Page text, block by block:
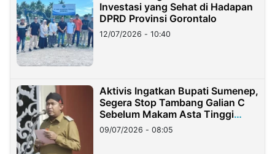
Investasi yang Sehat di Hadapan
DPRD Provinsi Gorontalo
12/07/2026 - 10:40
Aktivis Ingatkan Bupati Sumenep,
Segera Stop Tambang Galian C
Sebelum Makam Asta Tinggi
Longsor
09/07/2026 - 08:05